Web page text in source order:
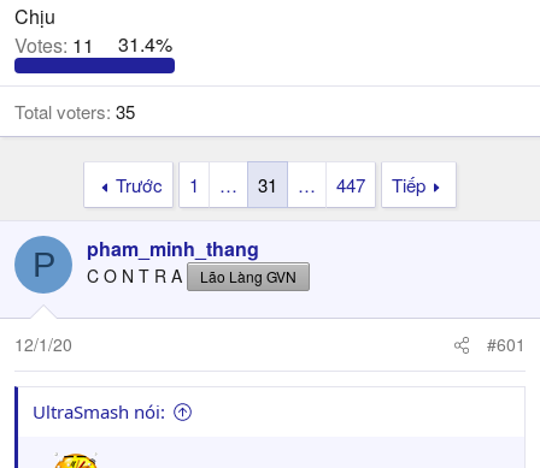
a
r
t
e
r
Chịu
Votes: 11 31.4%
Total voters 35
Trước 1 … 31 … 447 Tiếp
P pham_minh_thang
C O N T R A Lão Làng GVN
12/1/20 #601
UltraSmash nói: